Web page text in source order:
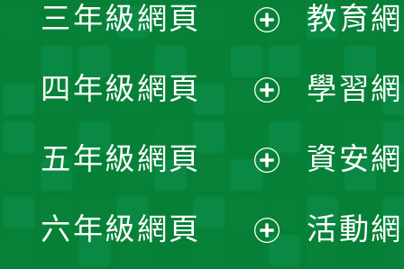
選
單
開
選
單
三年級網頁
開
選
單
四年級網頁
開
選
五年級網頁
開
六年級網頁
教育
學習
資安
活動